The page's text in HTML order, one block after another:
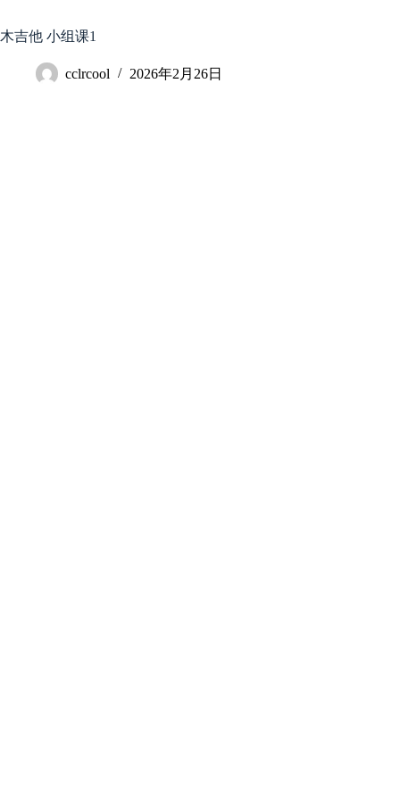
至
内
木吉他 小组课1
cclrcool 2026年2月26日